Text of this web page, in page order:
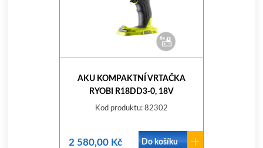
AKU KOMPAKTNÍ VRTAČKA
RYOBI R18DD3-0, 18V
Kod produktu: 82302
2 580,00 Kč Do košíku